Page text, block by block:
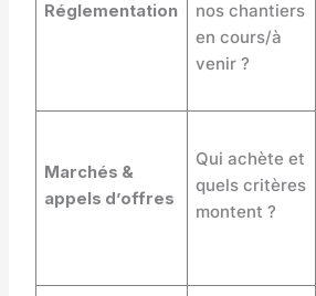
Réglementation
nos chantiers
en cours/à
venir ?
Marchés &
appels d’offres
Qui achète et
quels critères
montent ?